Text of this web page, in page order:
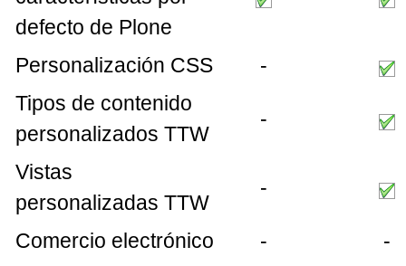
defecto de Plone
Personalización CSS
-
Tipos de contenido
personalizados TTW
-
Vistas
personalizadas TTW
-
Comercio electrónico -
-